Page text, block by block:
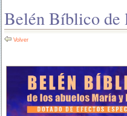
Belén Bíblico de
Volver